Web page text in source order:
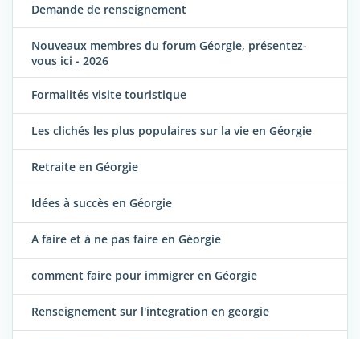
Demande de renseignement
Nouveaux membres du forum Géorgie, présentez-
vous ici - 2026
Formalités visite touristique
Les clichés les plus populaires sur la vie en Géorgie
Retraite en Géorgie
Idées à succès en Géorgie
A faire et à ne pas faire en Géorgie
comment faire pour immigrer en Géorgie
Renseignement sur l'integration en georgie